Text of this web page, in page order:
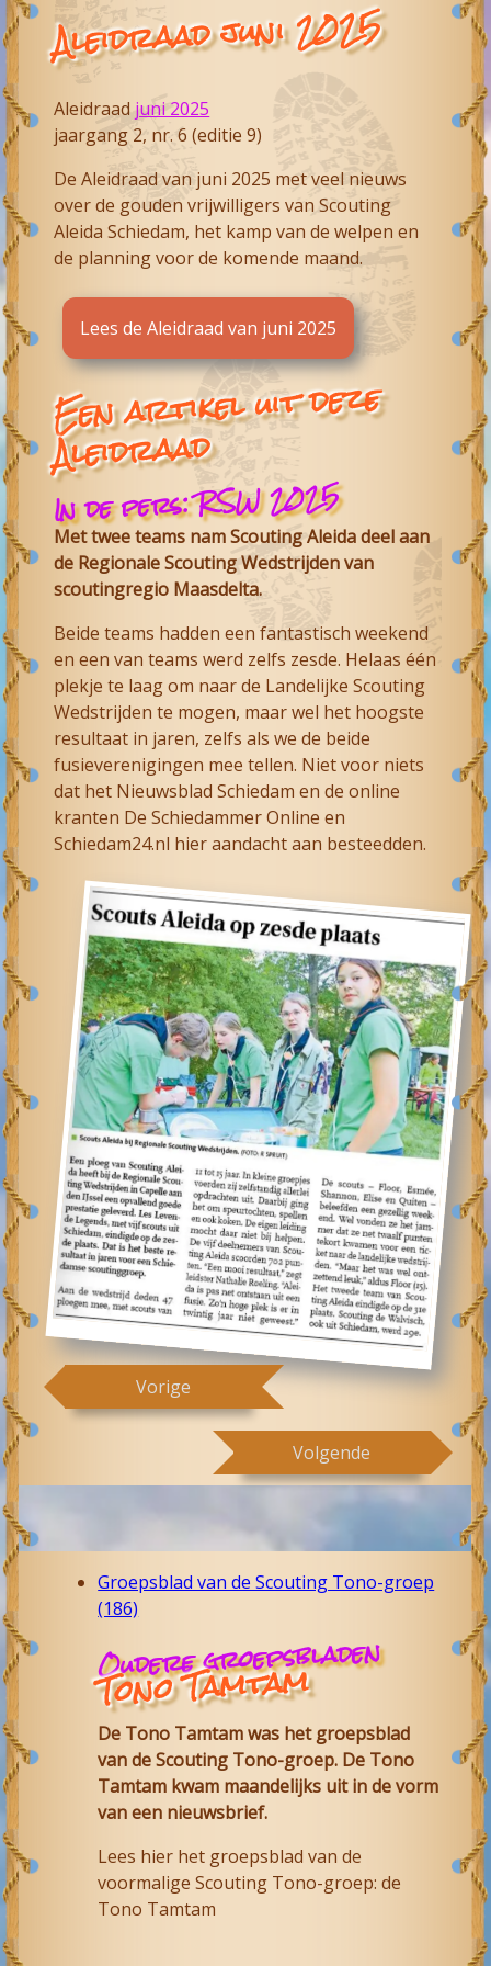
Aleidraad juni 2025
Aleidraad juni 2025
jaargang 2, nr. 6 (editie 9)
De Aleidraad van juni 2025 met veel nieuws
over de gouden vrijwilligers vanScouting
Aleida Schiedam, het kamp van de welpen en
de planning voor de komende maand.
Lees de Aleidraad van juni 2025
Een artikel uit deze
Aleidraad
In de pers: RSW 2025
Met twee teams nam Scouting Aleida deel aan
de Regionale Scouting Wedstrijden van
scoutingregio Maasdelta.
Beide teams hadden een fantastisch weekend
en een van teams werd zelfs zesde. Helaas één
plekje te laag om naar de Landelijke Scouting
Wedstrijden te mogen, maar wel het hoogste
resultaat in jaren, zelfs als we de beide
fusieverenigingen mee tellen. Niet voor niets
dat het Nieuwsblad Schiedam en de online
kranten De Schiedammer Online en
Schiedam24.nl hier aandacht aan besteedden.
Vorige
Volgende
Groepsblad van de Scouting Tono-groep
(186)
Oudere groepsbladen
Tono Tamtam
De Tono Tamtam was het groepsblad
van de Scouting Tono-groep. De Tono
Tamtam kwam maandelijks uit in de vorm
van een nieuwsbrief.
Lees hier het groepsblad van de
voormalige Scouting Tono-groep: de
Tono Tamtam